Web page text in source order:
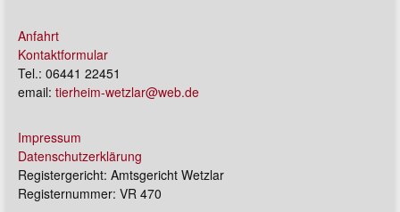
Anfahrt
Kontaktformular
Tel.: 06441 22451
email: tierheim-wetzlar@web.de
Impressum
Datenschutzerklärung
Registergericht: Amtsgericht Wetzlar
Registernummer: VR 470